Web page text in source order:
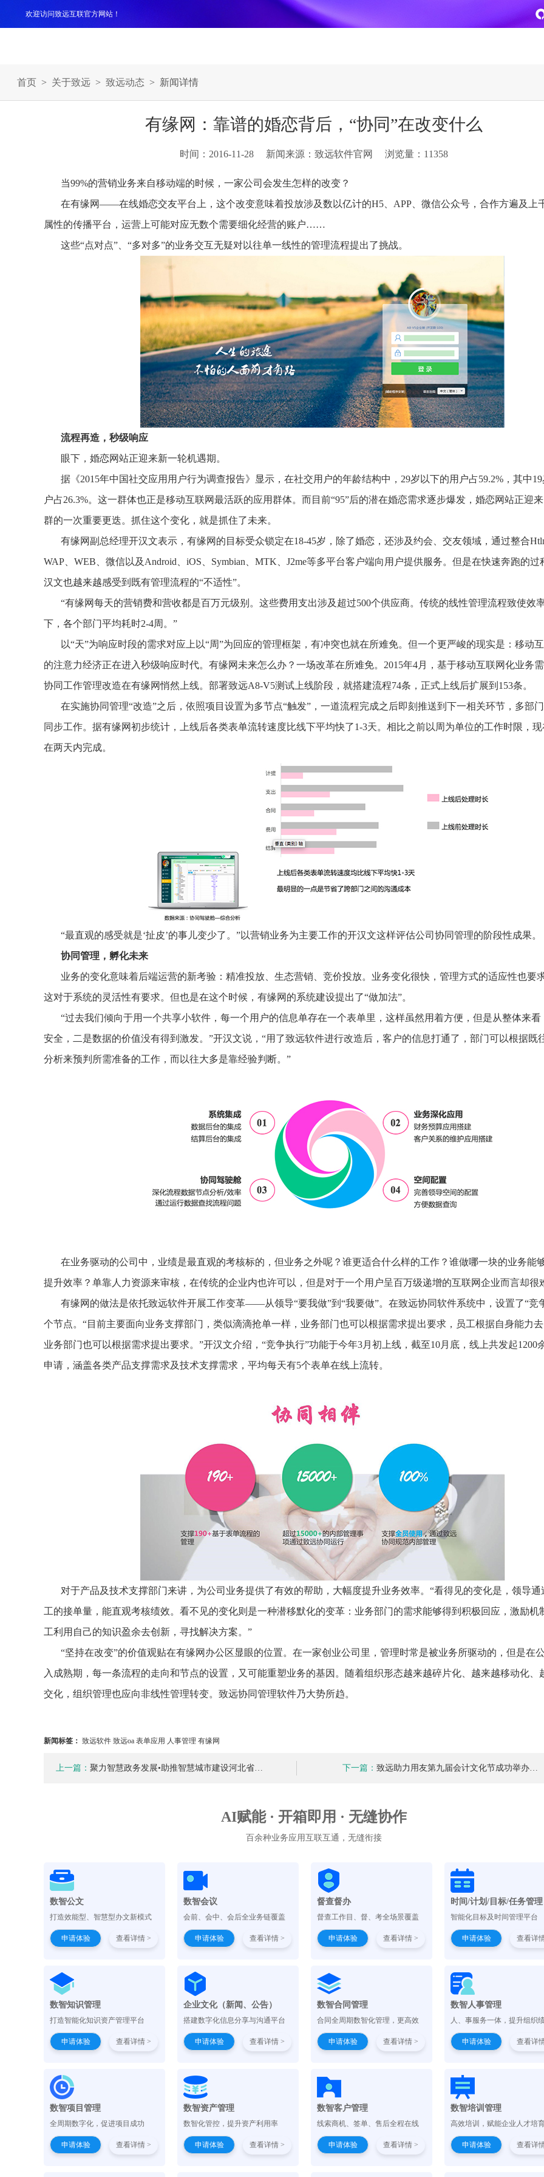
欢迎访问致远互联官方网站！
新一代AI智能体家族
CoMi Builder
滚动查看更多
协同运营与业务创新深度融合
央国企一体化
信创
安全可控的信创 全面适配
安全生产
点线面结合，安全风险管控新策略
穿透式监管
数智驱动，全域穿透
穿透式智能科技
全级次穿透，数智驱动科技管理
HR人力资源管理
数智赋能人力，全域一体
人业财一体化
数智合规管控 数据驱动经营
首页 > 关于致远 > 致远动态 > 新闻详情
有缘网：靠谱的婚恋背后，“协同”在改变什么
时间：2016-11-28 新闻来源：致远软件官网 浏览量：11358
当99%的营销业务来自移动端的时候，一家公司会发生怎样的改变？
在有缘网——在线婚恋交友平台上，这个改变意味着投放涉及数以亿计的H5、APP、微信公众号，合作方遍及上
属性的传播平台，运营上可能对应无数个需要细化经营的账户……
这些“点对点”、“多对多”的业务交互无疑对以往单一线性的管理流程提出了挑战。
流程再造，秒级响应
眼下，婚恋网站正迎来新一轮机遇期。
据《2015年中国社交应用用户行为调查报告》显示，在社交用户的年龄结构中，29岁以下的用户占59.2%，其中19
户占26.3%。这一群体也正是移动互联网最活跃的应用群体。而目前“95”后的潜在婚恋需求逐步爆发，婚恋网站正迎
群的一次重要更迭。抓住这个变化，就是抓住了未来。
有缘网副总经理开汉文表示，有缘网的目标受众锁定在18-45岁，除了婚恋，还涉及约会、交友领域，通过整合
WAP、WEB、微信以及Android、iOS、Symbian、MTK、J2me等多平台客户端向用户提供服务。但是在快速奔跑的过
汉文也越来越感受到既有管理流程的“不适性”。
“有缘网每天的营销费和营收都是百万元级别。这些费用支出涉及超过500个供应商。传统的线性管理流程致使效
下，各个部门平均耗时2-4周。”
以“天”为响应时段的需求对应上以“周”为回应的管理框架，有冲突也就在所难免。但一个更严峻的现实是：移动
的注意力经济正在进入秒级响应时代。有缘网未来怎么办？一场改革在所难免。2015年4月，基于移动互联网化业务
协同工作管理改造在有缘网悄然上线。部署致远A8-V5测试上线阶段，就搭建流程74条，正式上线后扩展到153条。
在实施协同管理“改造”之后，依照项目设置为多节点“触发”，一道流程完成之后即刻推送到下一相关环节，多部
同步工作。据有缘网初步统计，上线后各类表单流转速度比线下平均快了1-3天。相比之前以周为单位的工作时限，
在两天内完成。
“最直观的感受就是‘扯皮’的事儿变少了。”以营销业务为主要工作的开汉文这样评估公司协同管理的阶段性成果。
协同管理，孵化未来
业务的变化意味着后端运营的新考验：精准投放、生态营销、竞价投放。业务变化很快，管理方式的适应性也要
这对于系统的灵活性有要求。但也是在这个时候，有缘网的系统建设提出了“做加法”。
“过去我们倾向于用一个共享小软件，每一个用户的信息单存在一个表单里，这样虽然用着方便，但是从整体来看
安全，二是数据的价值没有得到激发。”开汉文说，“用了致远软件进行改造后，客户的信息打通了，部门可以根据既
分析来预判所需准备的工作，而以往大多是靠经验判断。”
在业务驱动的公司中，业绩是最直观的考核标的，但业务之外呢？谁更适合什么样的工作？谁做哪一块的业务能
提升效率？单靠人力资源来审核，在传统的企业内也许可以，但是对于一个用户呈百万级递增的互联网企业而言却很
有缘网的做法是依托致远软件开展工作变革——从领导“要我做”到“我要做”。在致远协同软件系统中，设置了“竞
个节点。“目前主要面向业务支撑部门，类似滴滴抢单一样，业务部门也可以根据需求提出要求，员工根据自身能力去‘
业务部门也可以根据需求提出要求。”开汉文介绍，“竞争执行”功能于今年3月初上线，截至10月底，线上共发起1200
申请，涵盖各类产品支撑需求及技术支撑需求，平均每天有5个表单在线上流转。
对于产品及技术支撑部门来讲，为公司业务提供了有效的帮助，大幅度提升业务效率。“看得见的变化是，领导通
工的接单量，能直观考核绩效。看不见的变化则是一种潜移默化的变革：业务部门的需求能够得到积极回应，激励机
工利用自己的知识盈余去创新，寻找解决方案。”
“坚持在改变”的价值观贴在有缘网办公区显眼的位置。在一家创业公司里，管理时常是被业务所驱动的，但是在
入成熟期，每一条流程的走向和节点的设置，又可能重塑业务的基因。随着组织形态越来越碎片化、越来越移动化、
交化，组织管理也应向非线性管理转变。致远协同管理软件乃大势所趋。
新闻标签： 致远软件 致远oa 表单应用 人事管理 有缘网
上一篇： 聚力智慧政务发展•助推智慧城市建设河北省… 下一篇： 致远助力用友第九届会计文化节成功举办…
AI赋能 · 开箱即用 · 无缝协作
百余种业务应用互联互通，无缝衔接
数智公文
打造效能型、智慧型办文新模式
申请体验 查看详情 >
数智会议
会前、会中、会后全业务链覆盖
申请体验 查看详情 >
督查督办
督查工作目、督、考全场景覆盖
申请体验 查看详情 >
时间/计划/目标/任务管理
智能化目标及时间管理平台
申请体验 查看详
数智知识管理
打造智能化知识资产管理平台
申请体验 查看详情 >
企业文化（新闻、公告）
搭建数字化信息分享与沟通平台
申请体验 查看详情 >
数智合同管理
合同全周期数智化管理，更高效
申请体验 查看详情 >
数智人事管理
人、事服务一体，提升组织
申请体验 查看详
数智项目管理
全周期数字化，促进项目成功
申请体验 查看详情 >
数智资产管理
数智化管控，提升资产利用率
申请体验 查看详情 >
数智客户管理
线索商机、签单、售后全程在线
申请体验 查看详情 >
数智培训管理
高效培训，赋能企业人才培
申请体验 查看详